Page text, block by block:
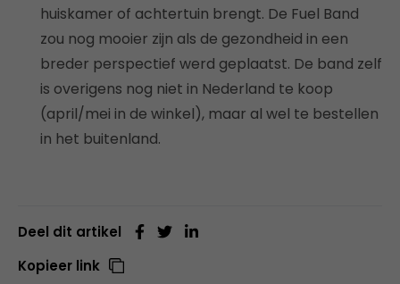
huiskamer of achtertuin brengt. De Fuel Band
zou nog mooier zijn als de gezondheid in een
breder perspectief werd geplaatst. De band zelf
is overigens nog niet in Nederland te koop
(april/mei in de winkel), maar al wel te bestellen
in het buitenland.
Deel dit artikel
Kopieer link